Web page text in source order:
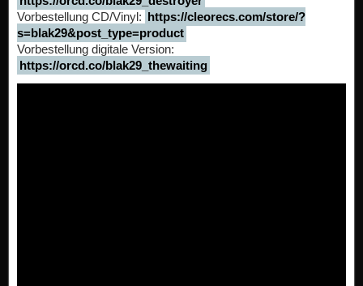
Vorbestellung CD/Vinyl: https://cleorecs.com/store/?
s=blak29&post_type=product
Vorbestellung digitale Version:
https://orcd.co/blak29_thewaiting